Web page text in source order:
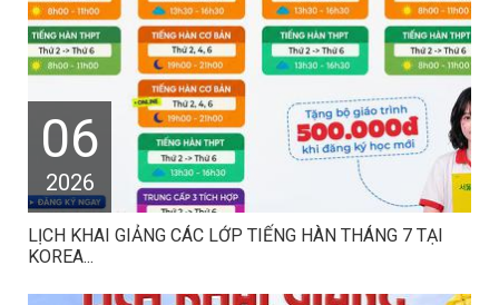
06
2026
LỊCH KHAI GIẢNG CÁC LỚP TIẾNG HÀN THÁNG 7 TẠI
KOREA...